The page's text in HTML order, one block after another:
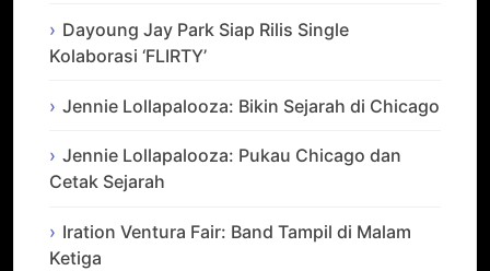
Dayoung Jay Park Siap Rilis Single
Kolaborasi ‘FLIRTY’
Jennie Lollapalooza: Bikin Sejarah di Chicago
Jennie Lollapalooza: Pukau Chicago dan
Cetak Sejarah
Iration Ventura Fair: Band Tampil di Malam
Ketiga